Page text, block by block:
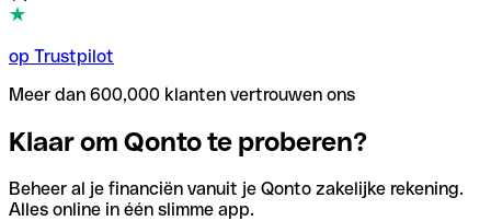
op Trustpilot
Meer dan 600,000 klanten vertrouwen ons
Klaar om Qonto te proberen?
Beheer al je financiën vanuit je Qonto zakelijke rekening.
Alles online in één slimme app.